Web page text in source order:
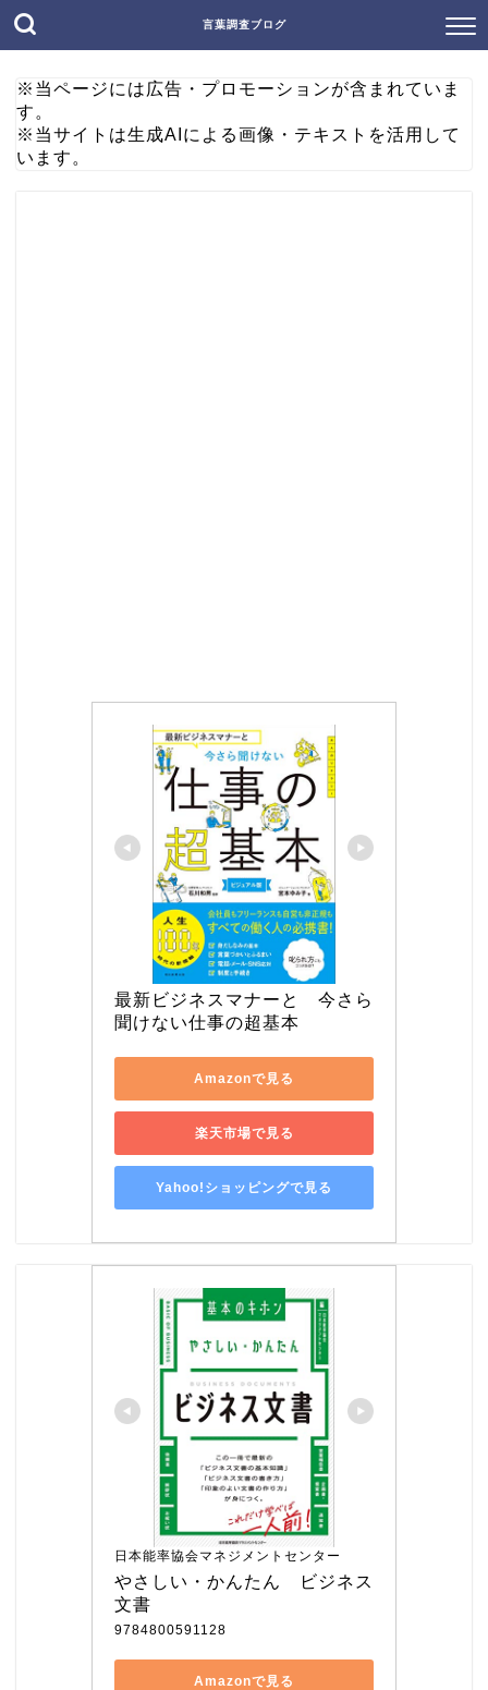
言葉調査ブログ
※当ページには広告・プロモーションが含まれていま
す。
※当サイトは生成AIによる画像・テキストを活用して
います。
最新ビジネスマナーと　今さら
聞けない仕事の超基本
Amazonで見る
楽天市場で見る
Yahoo!ショッピングで見る
日本能率協会マネジメントセンター
やさしい・かんたん　ビジネス
文書
9784800591128
Amazonで見る